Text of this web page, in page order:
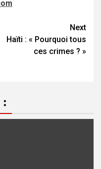
Next
Haïti : « Pourquoi tous
ces crimes ? »
: